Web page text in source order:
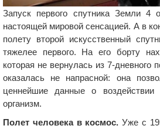
Запуск первого спутника Земли 4
настоящей мировой сенсацией. А в
полету второй искусственный
тяжелее первого. На его борту
которая не вернулась из 7-дневного
оказалась не напрасной: она
ценнейшие данные о воздействии
организм.
Полет человека в космос. Уже с